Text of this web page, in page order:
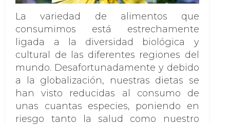
La variedad de alimentos que
consumimos está estrechamente
ligada a la diversidad biológica y
cultural de las diferentes regiones del
mundo. Desafortunadamente y debido
a la globalización, nuestras dietas se
han visto reducidas al consumo de
unas cuantas especies, poniendo en
riesgo tanto la salud como nuestro